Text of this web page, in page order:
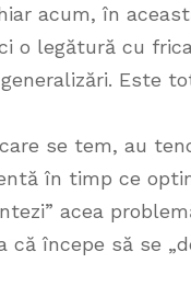
acum, în
o legătură cu
Este
se tem, au
în timp ce
acea
că începe să se